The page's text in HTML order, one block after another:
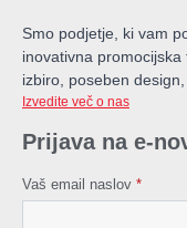
Smo podjetje, ki vam
inovativna
izbiro, poseben
Izvedite več o nas
Prijava na e-
Vaš email naslov *